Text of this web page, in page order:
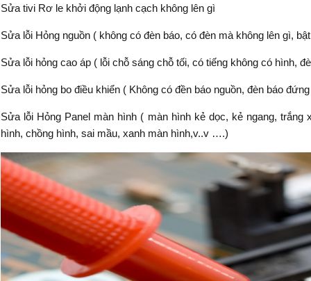
Sửa tivi Rơ le khởi động lạnh cạch không lên gì
Sửa lỗi Hỏng nguồn ( không có đèn báo, có đèn mà không lên gì,
Sửa lỗi hỏng cao áp ( lỗi chỗ sáng chỗ tối, có tiếng không có hình,
Sửa lỗi hỏng bo điều khiển ( Không có đền báo nguồn, đèn báo
Sửa lỗi Hỏng Panel màn hình ( màn hình kẻ dọc, kẻ ngang, trắng
hình, chồng hình, sai mầu, xanh màn hình,v..v ….)